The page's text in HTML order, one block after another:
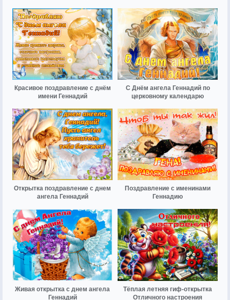
Красивое поздравление с днём
имени Геннадий
С Днём ангела Геннадий по
церковному календарю
Открытка поздравление с днем
ангела Геннадий
Поздравление с именинами
Геннадию
Живая открытка с днем ангела
Геннадий
Тёплая летняя гиф-открытка
Отличного настроения